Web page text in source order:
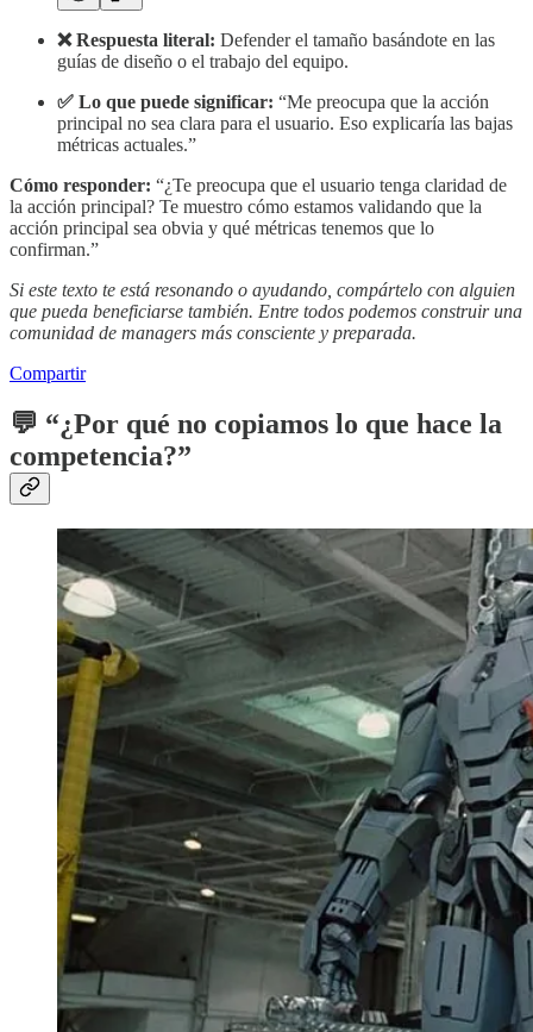
❌ Respuesta literal: Defender el tamaño basándote en las
guías de diseño o el trabajo del equipo.
✅ Lo que puede significar: “Me preocupa que la acción
principal no sea clara para el usuario. Eso explicaría las bajas
métricas actuales.”
Cómo responder: “¿Te preocupa que el usuario tenga claridad de
la acción principal? Te muestro cómo estamos validando que la
acción principal sea obvia y qué métricas tenemos que lo
confirman.”
Si este texto te está resonando o ayudando, compártelo con alguien
que pueda beneficiarse también. Entre todos podemos construir una
comunidad de managers más consciente y preparada.
Compartir
💬 “¿Por qué no copiamos lo que hace la
competencia?”